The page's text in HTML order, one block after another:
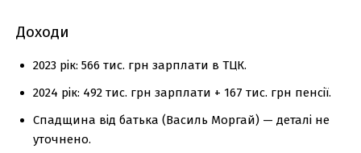
Доходи
2023 рік: 566 тис. грн зарплати в ТЦК.
2024 рік: 492 тис. грн зарплати + 167 тис. грн пенсії.
Спадщина від батька (Василь Моргай) — деталі не
уточнено.